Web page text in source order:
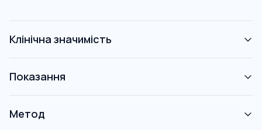
Клінічна значимість
Показання
Метод